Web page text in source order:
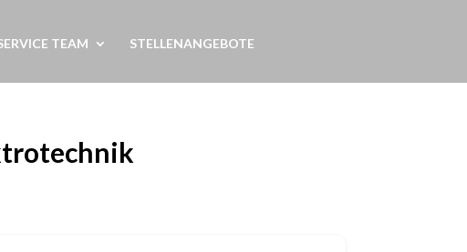
TEAM STELLENANGEBOTE